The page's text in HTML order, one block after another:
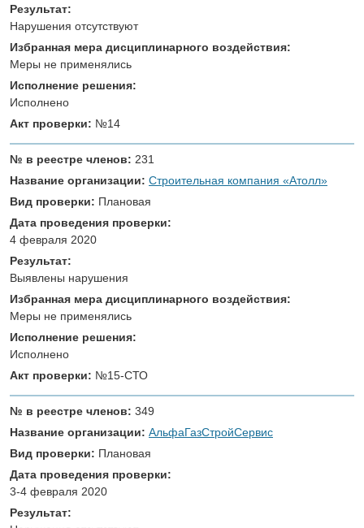
Результат:
Нарушения отсутствуют
Избранная мера дисциплинарного воздействия:
Меры не применялись
Исполнение решения:
Исполнено
Акт проверки: №14
№ в реестре членов: 231
Название организации: Строительная компания «Атолл»
Вид проверки: Плановая
Дата проведения проверки:
4 февраля 2020
Результат:
Выявлены нарушения
Избранная мера дисциплинарного воздействия:
Меры не применялись
Исполнение решения:
Исполнено
Акт проверки: №15-СТО
№ в реестре членов: 349
Название организации: АльфаГазСтройСервис
Вид проверки: Плановая
Дата проведения проверки:
3-4 февраля 2020
Результат: